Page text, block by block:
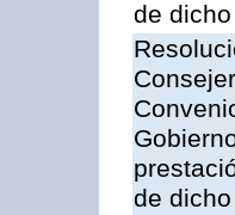
de
de